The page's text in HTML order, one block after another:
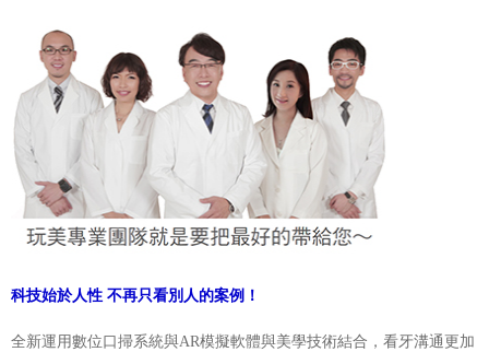
科技始於人性 不再只看別人的案例！
全新運用數位口掃系統與AR模擬軟體與美學技術結合，看牙溝通更加